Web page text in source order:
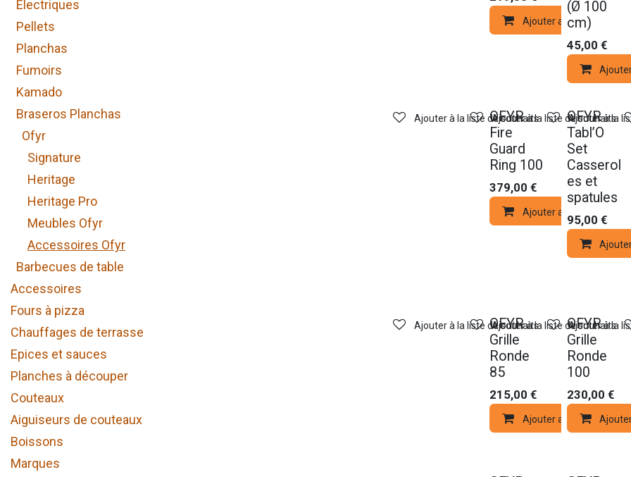
Electriques
Pellets
Planchas
Fumoirs
Kamado
Braseros Planchas
Ofyr
Signature
Heritage
Heritage Pro
Meubles Ofyr
Accessoires Ofyr
Barbecues de table
Accessoires
Fours à pizza
Chauffages de terrasse
Epices et sauces
Planches à découper
Couteaux
Aiguiseurs de couteaux
Boissons
Marques
Ajouter au panier
(Ø 100
cm)
45,00 €
OFYR
Fire
Guard
Ring 100
379,00 €
Ajouter au panier
Ajouter à la liste de souhaits
OFYR
Tabl’O
Set
Casserol
es et
spatules
95,00 €
Ajouter à la liste de souhaits
Ajouter à la
OFYR
Grille
Ronde
85
215,00 €
Ajouter au panier
Ajouter à la liste de souhaits
OFYR
Grille
Ronde
100
230,00 €
Ajouter à la liste de souhaits
Ajouter à la